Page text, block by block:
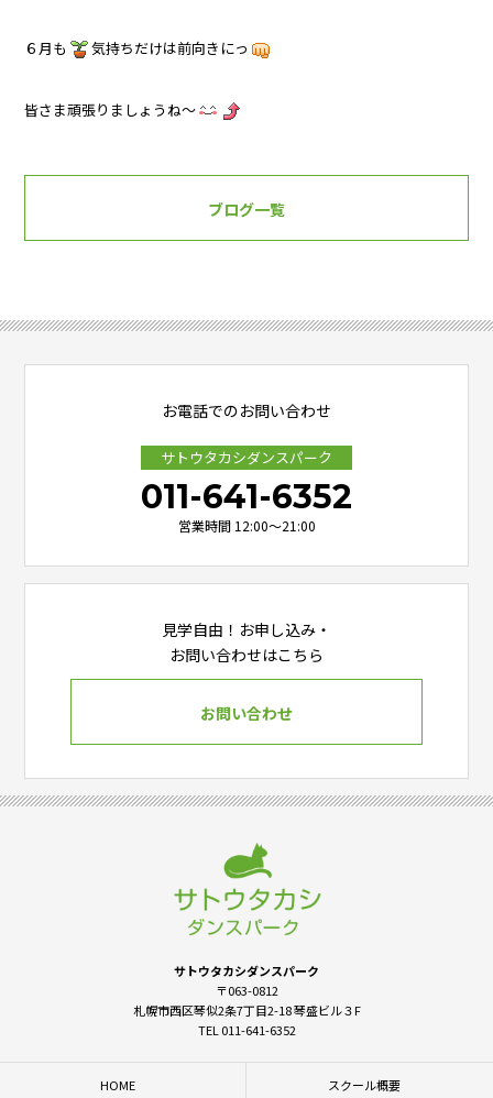
６月も 気持ちだけは前向きにっ
皆さま頑張りましょうね～
ブログ一覧
お電話でのお問い合わせ
サトウタカシダンスパーク
011-641-6352
営業時間 12:00～21:00
見学自由！お申し込み・
お問い合わせはこちら
お問い合わせ
サトウタカシダンスパーク
〒063-0812
札幌市西区琴似2条7丁目2-18 琴盛ビル３F
TEL 011-641-6352
HOME スクール概要